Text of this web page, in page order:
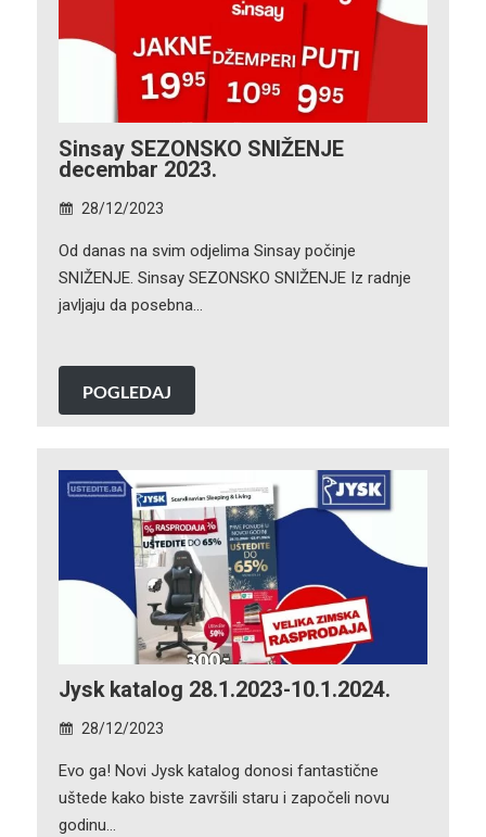
Sinsay SEZONSKO SNIŽENJE
decembar 2023.
28/12/2023
Od danas na svim odjelima Sinsay počinje
SNIŽENJE. Sinsay SEZONSKO SNIŽENJE Iz radnje
javljaju da posebna…
POGLEDAJ
Jysk katalog 28.1.2023-10.1.2024.
28/12/2023
Evo ga! Novi Jysk katalog donosi fantastične
uštede kako biste završili staru i započeli novu
godinu…